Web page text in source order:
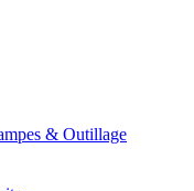
& Outillage